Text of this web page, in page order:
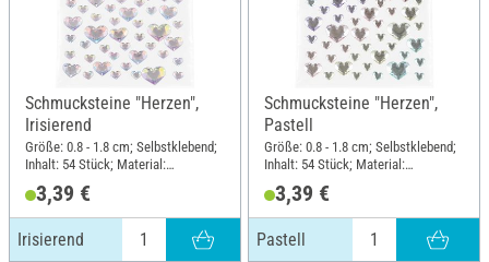
Schmucksteine "Herzen",
Irisierend
Größe: 0.8 - 1.8 cm; Selbstklebend;
Inhalt: 54 Stück; Material:
3,39 €
Irisierend
Schmucksteine "Herzen",
Pastell
Größe: 0.8 - 1.8 cm; Selbstklebend;
Inhalt: 54 Stück; Material:
3,39 €
Pastell